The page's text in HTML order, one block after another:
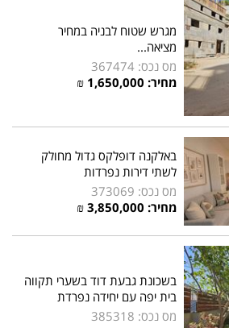
מגרש שטוח לבניה במחיר
מציאה...
מס נכס: 367474
מחיר: 1,650,000 ₪
באלקנה דופלקס גדול מחולק
לשתי דירות נפרדות
מס נכס: 373069
מחיר: 3,850,000 ₪
בשכונת גבעת דוד בשערי תקווה
בית יפה עם יחידה נפרדת
מס נכס: 385318